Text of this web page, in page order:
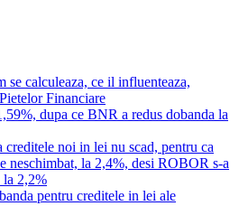
se calculeaza, ce il influenteaza,
Financiare
dupa ce BNR a redus dobanda la
noi in lei nu scad, pentru ca
neschimbat, la 2,4%, desi ROBOR s-a
la 2,2%
pentru creditele in lei ale